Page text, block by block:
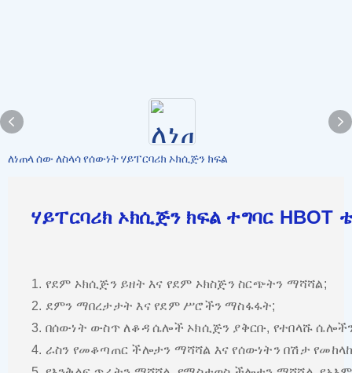
ለነጠላ ሰው ለስላሳ የሰውነት ሃይፐርባሪክ ኦክሲጅን ክፍል
ሃይፐርባሪክ ኦክሲጅን ክፍል ተግባር HBOT
1. የደም ኦክሲጅን ይዘት እና የደም ኦክስጅን ስርጭትን ማሻሻል;
2. ደምን ማበረታታት እና የደም ሥሮችን ማስፋፋት;
3. በሰውነት ውስጥ ለቆዳ ሴሎች ኦክሲጅን ያቅርቡ, የተበላሹ ሴሎችን
4. ራስን የመቆጣጠር ችሎታን ማሻሻል እና የሰውነትን በሽታ